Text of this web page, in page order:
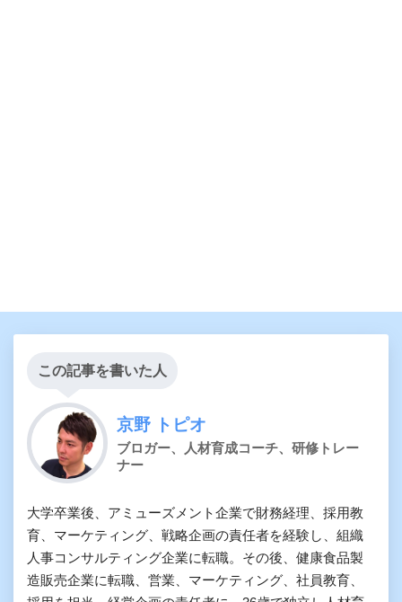
この記事を書いた人
京野 トピオ
ブロガー、人材育成コーチ、研修トレー
ナー
大学卒業後、アミューズメント企業で財務経理、採用教
育、マーケティング、戦略企画の責任者を経験し、組織
人事コンサルティング企業に転職。その後、健康食品製
造販売企業に転職、営業、マーケティング、社員教育、